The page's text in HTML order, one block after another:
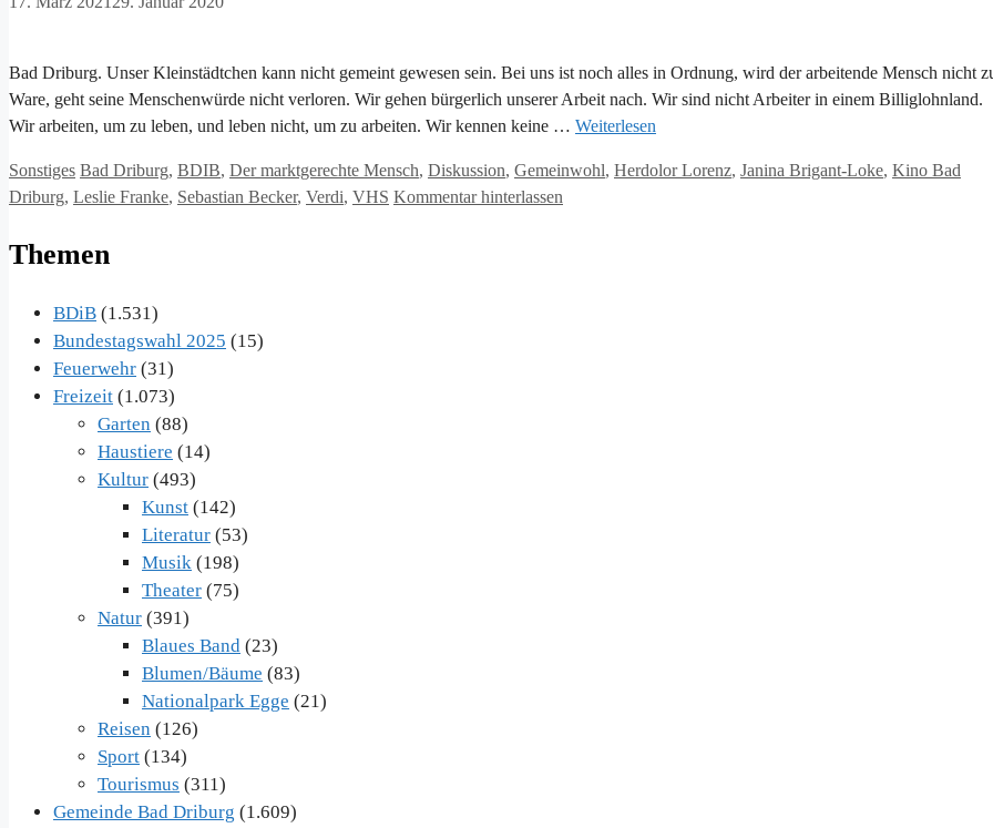
Bad Driburg. Unser Kleinstädtchen kann nicht gemeint gewesen sein. Bei uns ist noch alles in Ordnung, wird der arbeitende Mensch nicht
Ware, geht seine Menschenwürde nicht verloren. Wir gehen bürgerlich unserer Arbeit nach. Wir sind nicht Arbeiter in einem Billiglohnland.
Wir arbeiten, um zu leben, und leben nicht, um zu arbeiten. Wir kennen keine … Weiterlesen
Kategorien
Sonstiges Schlagwörter
Bad Driburg, BDIB, Der marktgerechte Mensch, Diskussion, Gemeinwohl, Herdolor Lorenz, Janina Brigant-Loke, Kino Bad
Driburg, Leslie Franke, Sebastian Becker, Verdi, VHS Kommentar hinterlassen
Themen
BDiB (1.531)
Bundestagswahl 2025 (15)
Feuerwehr (31)
Freizeit (1.073)
Garten (88)
Haustiere (14)
Kultur (493)
Kunst (142)
Literatur (53)
Musik (198)
Theater (75)
Natur (391)
Blaues Band (23)
Blumen/Bäume (83)
Nationalpark Egge (21)
Reisen (126)
Sport (134)
Tourismus (311)
Gemeinde Bad Driburg (1.609)